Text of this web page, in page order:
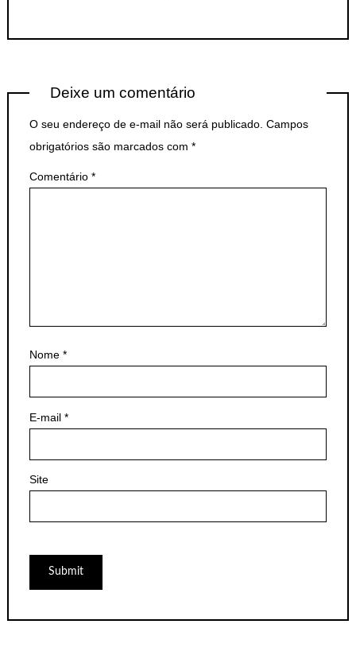
Deixe um comentário
O seu endereço de e-mail não será publicado. Campos
obrigatórios são marcados com *
Comentário *
Nome *
E-mail *
Site